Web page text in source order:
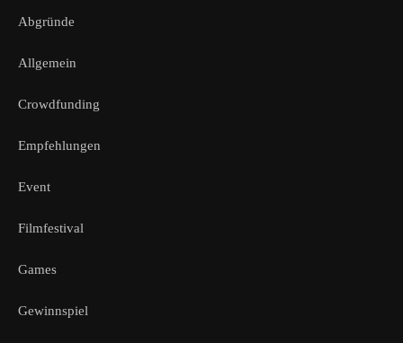
Abgründe
Allgemein
Crowdfunding
Empfehlungen
Event
Filmfestival
Games
Gewinnspiel